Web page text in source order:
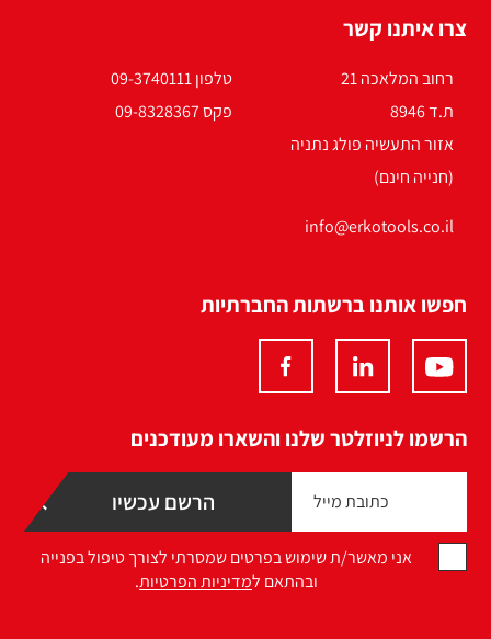
צרו איתנו קשר
רחוב המלאכה 21
ת.ד 8946
אזור התעשיה פולג נתניה
(חנייה חינם)
טלפון 09-3740111
פקס 09-8328367
info@erkotools.co.il
חפשו אותנו ברשתות החברתיות
הרשמו לניוזלטר שלנו והשארו מעודכנים
אני מאשר/ת שימוש בפרטים שמסרתי לצורך טיפול בפנייה
ובהתאם למדיניות הפרטיות.